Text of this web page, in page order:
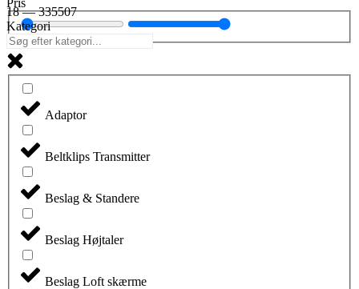
18—335507
Kategori
Adaptor
Beltklips Transmitter
Beslag & Standere
Beslag Højtaler
Beslag Loft skærme